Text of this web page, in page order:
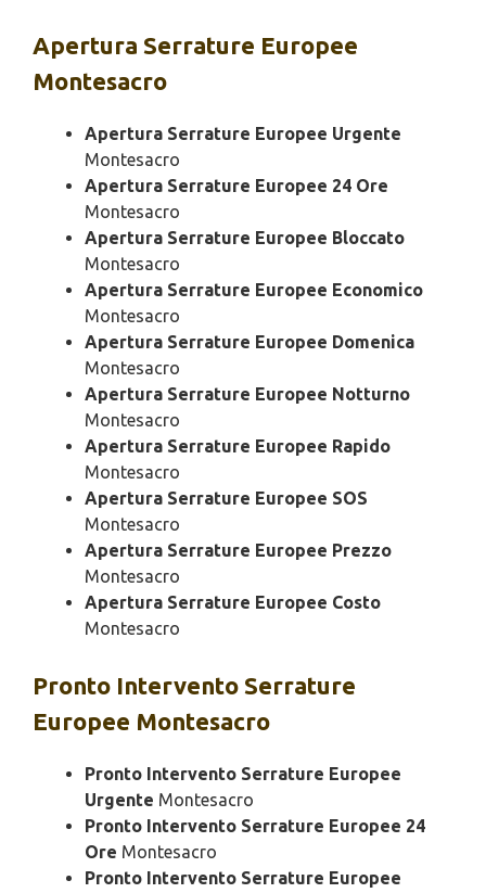
Apertura Serrature Europee
Montesacro
Apertura Serrature Europee Urgente
Montesacro
Apertura Serrature Europee 24 Ore
Montesacro
Apertura Serrature Europee Bloccato
Montesacro
Apertura Serrature Europee Economico
Montesacro
Apertura Serrature Europee Domenica
Montesacro
Apertura Serrature Europee Notturno
Montesacro
Apertura Serrature Europee Rapido
Montesacro
Apertura Serrature Europee SOS
Montesacro
Apertura Serrature Europee Prezzo
Montesacro
Apertura Serrature Europee Costo
Montesacro
Pronto Intervento Serrature
Europee Montesacro
Pronto Intervento Serrature Europee
Urgente Montesacro
Pronto Intervento Serrature Europee 24
Ore Montesacro
Pronto Intervento Serrature Europee